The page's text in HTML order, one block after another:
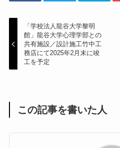
「学校法人龍谷大学黎明
館」龍谷大学心理学部との
共有施設／設計施工竹中工
務店にて2025年2月末に竣
工を予定
この記事を書いた人